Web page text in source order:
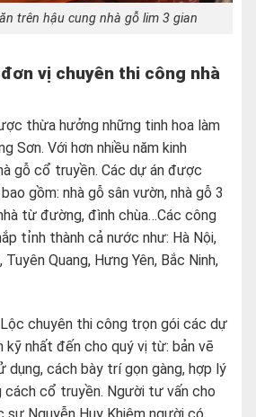
trên hậu cung nhà gỗ lim 3 gian
vị chuyên thi công nhà
thừa hưởng những tinh hoa làm
Sơn. Với hơn nhiều năm kinh
gỗ cổ truyền. Các dự án được
gồm: nhà gỗ sân vườn, nhà gỗ 3
từ đường, đình chùa…Các công
tỉnh thành cả nước như: Hà Nội,
Quang, Hưng Yên, Bắc Ninh,
chuyên thi công trọn gói các dự
kỹ nhất đến cho quý vị từ: bản vẽ
dụng, cách bày trí gọn gàng, hợp lý
cách cổ truyền. Người tư vấn cho